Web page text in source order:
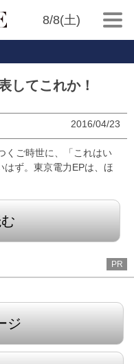
8/8(土)
してこれか！
2016/04/23
くご時世に、「これはい
はず。東京電力EPは、ほ
PR
ジ